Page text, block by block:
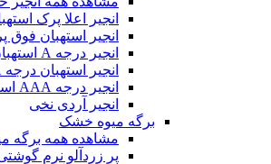
انجیر اعلا پرک
انجیر استهبان فوق
انجیر درجه A استهبان
انجیر استهبان درجه AA
انجیر درجه AAA استهبان
انجیر آردی نخی
برگه میوه خشک
مشاهده همه برگه
پر زردآلو نرم